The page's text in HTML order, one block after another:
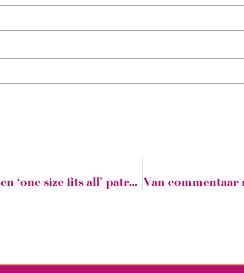
Dit is waarom jij geen ‘one size fits all’ patroon wil!